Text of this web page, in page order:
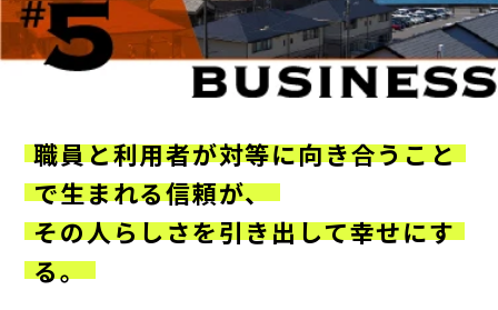
職員と利用者が対等に向き合うこと
で生まれる信頼が、
その人らしさを引き出して幸せにす
る。